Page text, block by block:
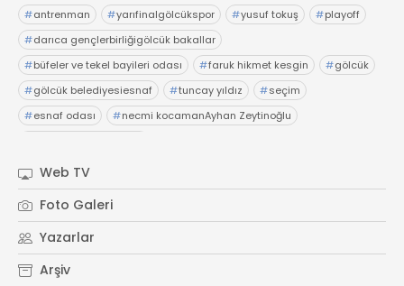
#antrenman #yarıfinalgölcükspor #yusuf tokuş #playoff
#darıca gençlerbirliğigölcük bakallar
#büfeler ve tekel bayileri odası #faruk hikmet kesgin #gölcük
#gölcük belediyesiesnaf #tuncay yıldız #seçim
#esnaf odası #necmi kocamanAyhan Zeytinoğlu
Web TV
Foto Galeri
Yazarlar
Arşiv